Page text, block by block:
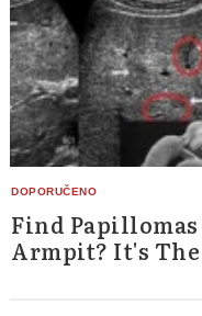
Find Papillomas
Armpit? It's